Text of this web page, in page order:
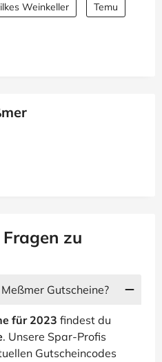
Weinkeller Temu
zu
Gutscheine?
für 2023 findest du
. Unsere Spar-Profis
Gutscheincodes